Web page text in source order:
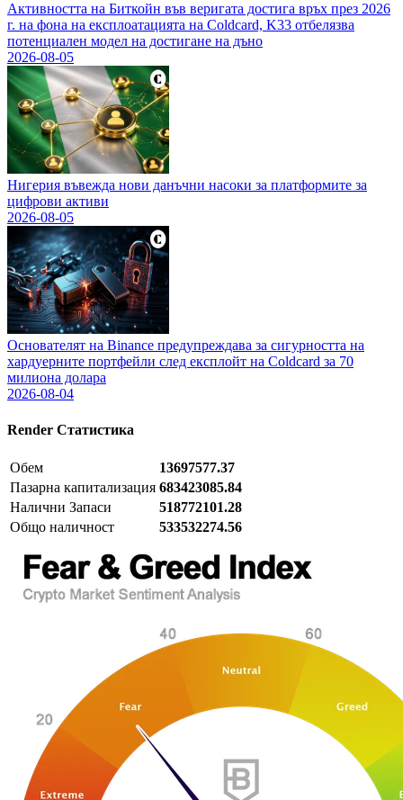
Активността на Биткойн във веригата достига връх през 2026
г. на фона на експлоатацията на Coldcard, K33 отбелязва
потенциален модел на достигане на дъно
2026-08-05
Нигерия въвежда нови данъчни насоки за платформите за
цифрови активи
2026-08-05
Основателят на Binance предупреждава за сигурността на
хардуерните портфейли след експлойт на Coldcard за 70
милиона долара
2026-08-04
Render Статистика
Обем
13697577.37
Пазарна капитализация 683423085.84
Налични Запаси
518772101.28
Общо наличност
533532274.56